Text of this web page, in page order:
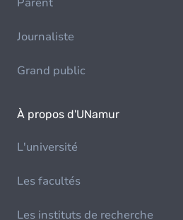
Journaliste
Grand public
À propos d'UNamur
L'université
Les facultés
Les instituts de recherche